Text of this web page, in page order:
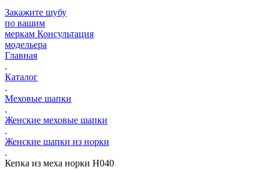
Закажите шубу
по вашим
меркам Консультация
модельера
Главная
.
Каталог
.
Меховые шапки
.
Женские меховые шапки
.
Женские шапки из норки
.
Кепка из меха норки Н040